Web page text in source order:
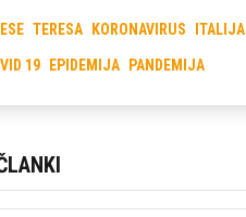
TERESA KORONAVIRUS ITALIJA
19 EPIDEMIJA PANDEMIJA